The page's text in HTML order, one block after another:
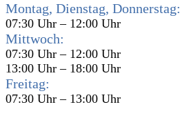
Montag, Dienstag, Donnerstag:
07:30 Uhr – 12:00 Uhr
Mittwoch:
07:30 Uhr – 12:00 Uhr
13:00 Uhr – 18:00 Uhr
Freitag:
07:30 Uhr – 13:00 Uhr